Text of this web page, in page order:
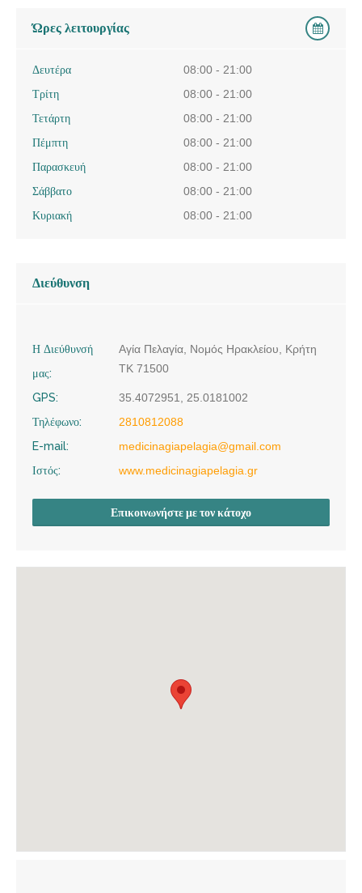
Ώρες λειτουργίας
Δευτέρα
08:00 - 21:00
Τρίτη
08:00 - 21:00
Τετάρτη
08:00 - 21:00
Πέμπτη
08:00 - 21:00
Παρασκευή
08:00 - 21:00
Σάββατο
08:00 - 21:00
Κυριακή
08:00 - 21:00
Διεύθυνση
Η Διεύθυνσή
μας:
Αγία Πελαγία, Νομός Ηρακλείου, Κρήτη
ΤΚ 71500
GPS:
35.4072951, 25.0181002
Τηλέφωνο:
2810812088
E-mail:
medicinagiapelagia@gmail.com
Ιστός:
www.medicinagiapelagia.gr
Επικοινωνήστε με τον κάτοχο